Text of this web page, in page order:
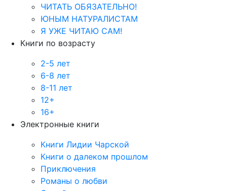
ЧИТАТЬ ОБЯЗАТЕЛЬНО!
ЮНЫМ НАТУРАЛИСТАМ
Я УЖЕ ЧИТАЮ САМ!
Книги по возрасту
2-5 лет
6-8 лет
8-11 лет
12+
16+
Электронные книги
Книги Лидии Чарской
Книги о далеком прошлом
Приключения
Романы о любви